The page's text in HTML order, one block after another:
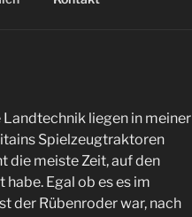
liegen in meiner
Spielzeugtraktoren
die meiste Zeit, auf den
Egal ob es es im
der Rübenroder war, nach